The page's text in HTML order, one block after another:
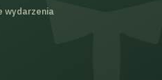
wydarzenia